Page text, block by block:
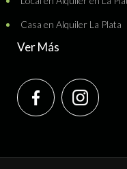
Casa en Alquiler La Plata
Ver Más